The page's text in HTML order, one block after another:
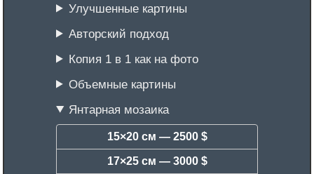
Улучшенные картины
Авторский подход
Копия 1 в 1 как на фото
Объемные картины
Янтарная мозаика
15×20 см — 2500 $
17×25 см — 3000 $